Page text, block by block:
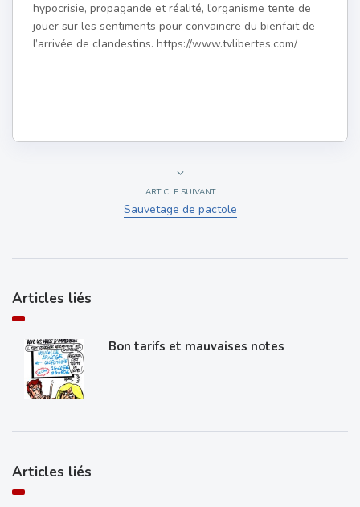
hypocrisie, propagande et réalité, l’organisme tente de
jouer sur les sentiments pour convaincre du bienfait de
l’arrivée de clandestins. https://www.tvlibertes.com/
ARTICLE SUIVANT
Sauvetage de pactole
Articles liés
Bon tarifs et mauvaises notes
Articles liés